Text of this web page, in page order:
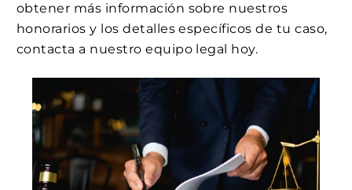
obtener más información sobre nuestros
honorarios y los detalles específicos de tu caso,
contacta a nuestro equipo legal hoy.